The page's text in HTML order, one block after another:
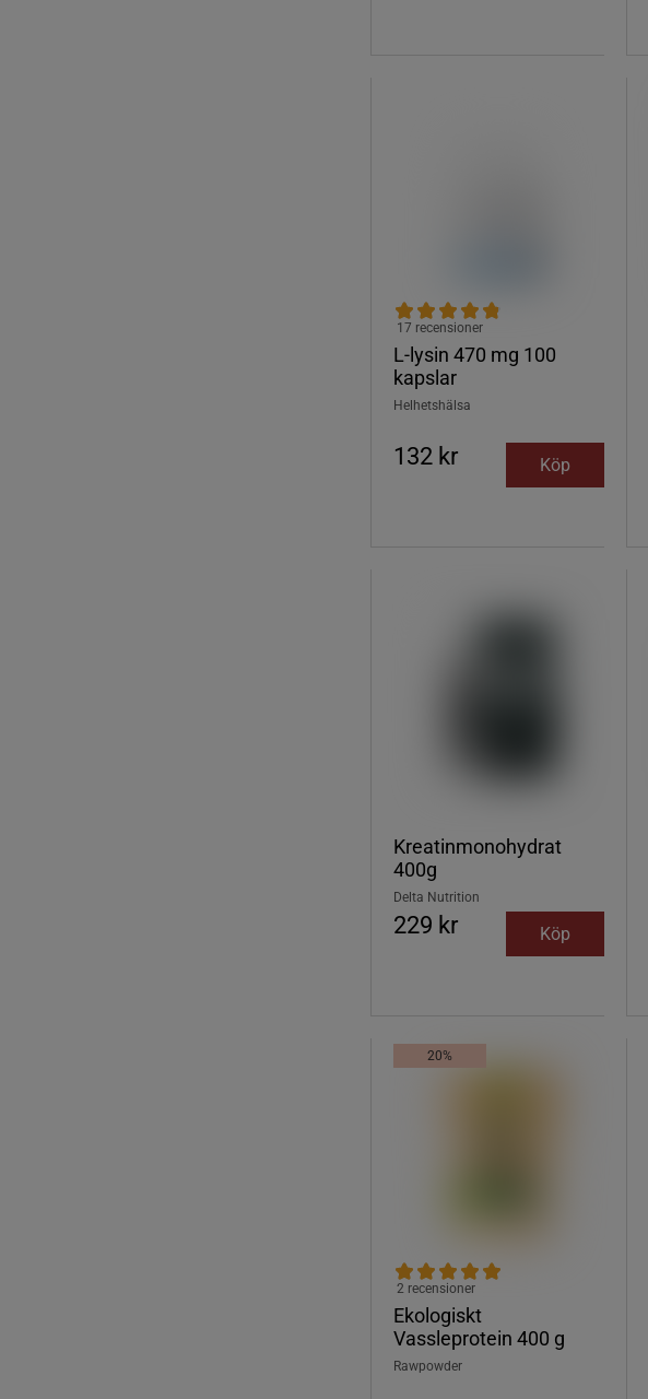
L-lysin 470 mg 100
kapslar
17 recensioner
Helhetshälsa
132 kr Köp
Kreatinmonohydrat
400g
Delta Nutrition
229 kr Köp
20%
Ekologiskt
Vassleprotein 400 g
2 recensioner
Rawpowder